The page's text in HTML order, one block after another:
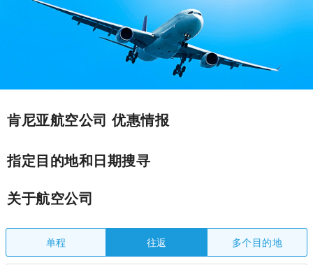
肯尼亚航空公司 优惠情报
指定目的地和日期搜寻
关于航空公司
单程 往返 多个目的地